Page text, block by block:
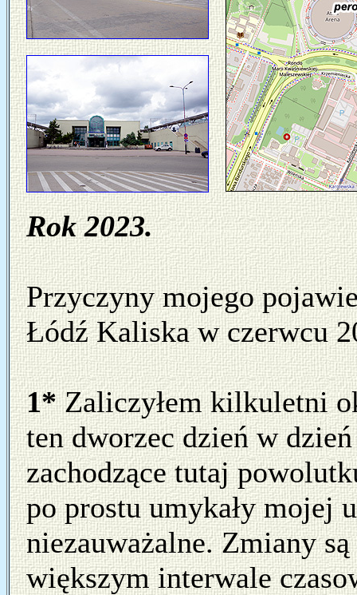
Rok 2023.
Przyczyny mojego
Łódź Kaliska w czerwcu
1*Zaliczyłem kilkuletni
ten dworzec dzień w
zachodzące tutaj
po prostu umykały mojej
niezauważalne. Zmiany
większym interwale